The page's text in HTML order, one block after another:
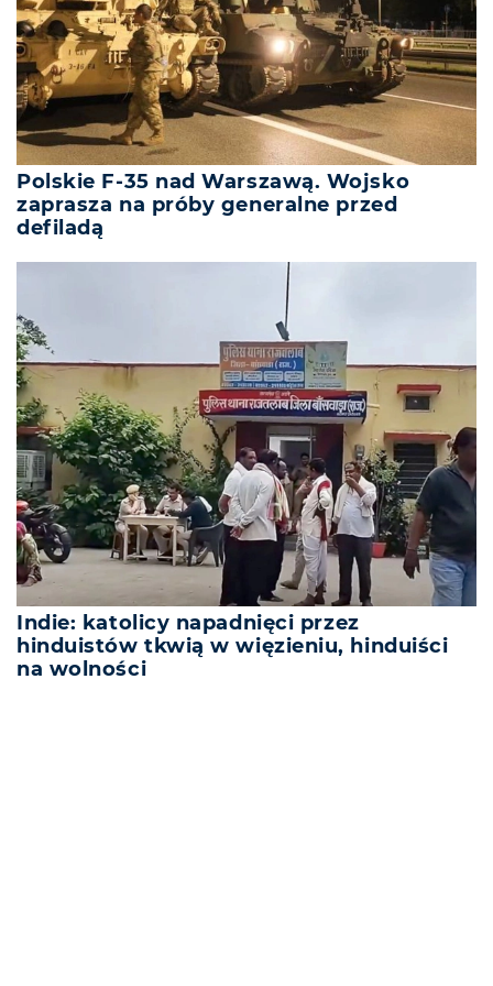
Polskie F-35 nad Warszawą. Wojsko
zaprasza na próby generalne przed
defiladą
Indie: katolicy napadnięci przez
hinduistów tkwią w więzieniu, hinduiści
na wolności